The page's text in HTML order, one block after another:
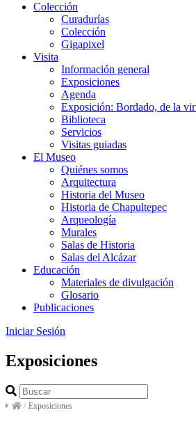
Colección
Curadurías
Colección
Gigapixel
Visita
Información general
Exposiciones
Agenda
Exposición: Bordado, de la
Biblioteca
Servicios
Visitas guiadas
El Museo
Quiénes somos
Arquitectura
Historia del Museo
Historia de Chapultepec
Arqueología
Murales
Salas de Historia
Salas del Alcázar
Educación
Materiales de divulgación
Glosario
Publicaciones
Iniciar Sesión
Exposiciones
/ Exposiciones